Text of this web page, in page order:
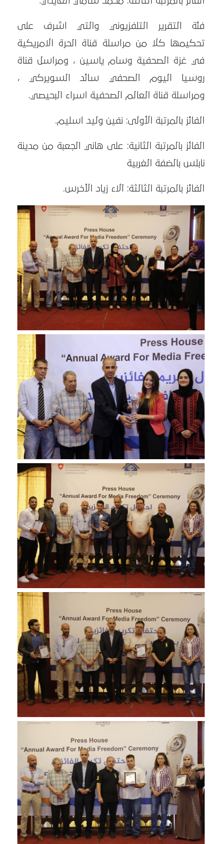
فئة التقرير التلفزيوني والتي اشرف على
تحكيمها كلا من مراسلة قناة الحرة الامريكية
في غزة الصحفية وسام ياسين ، ومراسل قناة
روسيا اليوم الصحفي سائد السويركي ،
ومراسلة قناة العالم الصحفية اسراء البحيصي.
الفائز بالمرتبة الأولى: نفين وليد اسليم.
الفائز بالمرتبة الثانية: على هاني الجعبة من مدينة
نابلس بالضفة الغربية
الفائز بالمرتبة الثالثة: آلاء زياد الأخرس.